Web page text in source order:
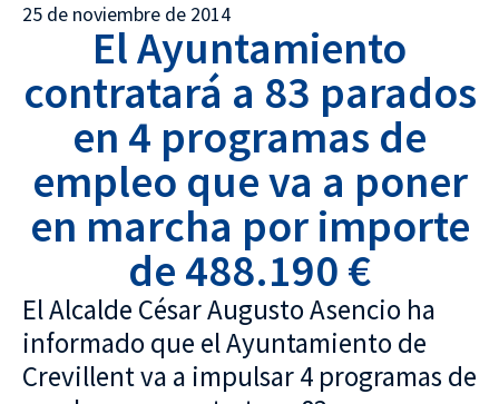
25 de noviembre de 2014
El Ayuntamiento
contratará a 83 parados
en 4 programas de
empleo que va a poner
en marcha por importe
de 488.190 €
El Alcalde César Augusto Asencio ha
informado que el Ayuntamiento de
Crevillent va a impulsar 4 programas de